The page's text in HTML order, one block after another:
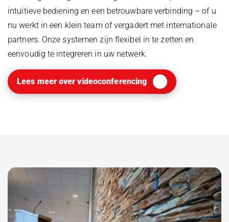
intuïtieve bediening en een betrouwbare verbinding – of u
nu werkt in een klein team of vergadert met internationale
partners. Onze systemen zijn flexibel in te zetten en
eenvoudig te integreren in uw netwerk.
Lees meer over videoconferencing